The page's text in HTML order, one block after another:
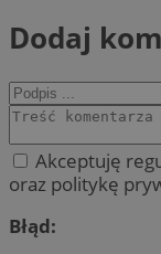
Dodaj
Akceptuję
oraz politykę
Błąd: